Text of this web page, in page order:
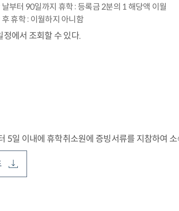
부터 90일까지 휴학 : 등록금 2분의 1 해당액 이월
휴학 : 이월하지 아니함
에서 조회할 수 있다.
5일 이내에 휴학취소원에 증빙서류를 지참하여